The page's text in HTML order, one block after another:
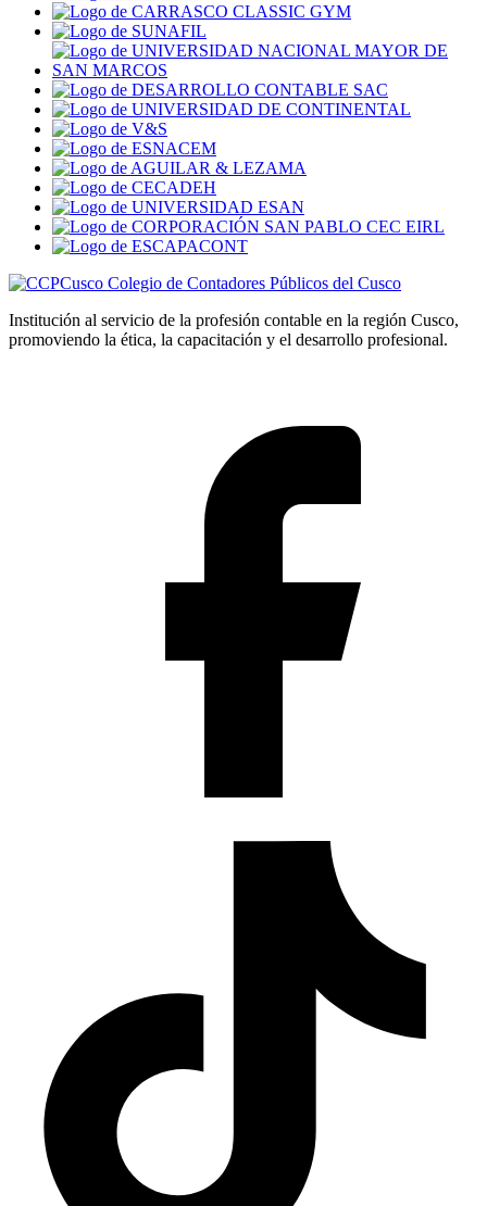
Colegio de Contadores Públicos del Cusco
Institución al servicio de la profesión contable en la región Cusco,
promoviendo la ética, la capacitación y el desarrollo profesional.